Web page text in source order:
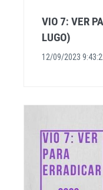
VIO 7: VER
LUGO)
12/09/2023